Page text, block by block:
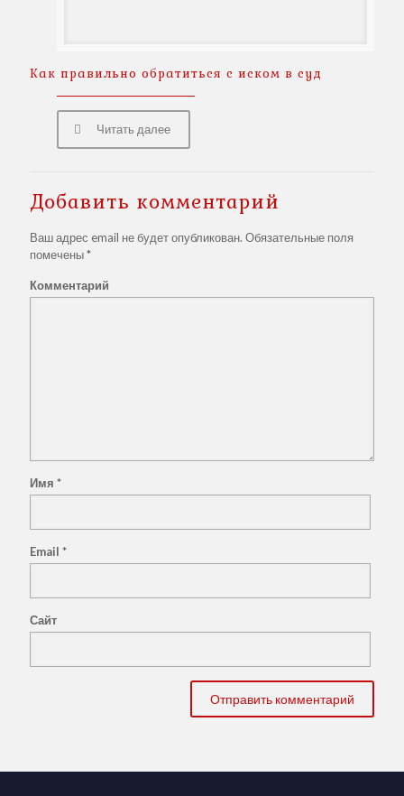
Как правильно обратиться с иском в суд
Читать далее
Добавить комментарий
Ваш адрес email не будет опубликован. Обязательные поля
помечены*
Комментарий
Имя *
Email *
Сайт